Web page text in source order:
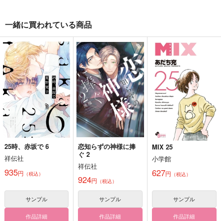
一緒に買われている商品
25時、赤坂で 6
祥伝社
935円 （税込）
サンプル
作品詳細
恋知らずの神様に捧
ぐ 2
祥伝社
924円 （税込）
サンプル
作品詳細
MIX 25
小学館
627円 （税込）
サンプル
作品詳細